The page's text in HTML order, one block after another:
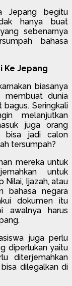
Jepang begitu
hanya buat
sebenarnya
bahasa
Ke Jepang
biasanya
membuat dunia
Seringkali
melanjutkan
juga orang
bisa jadi calon
tersumpah?
mereka untuk
untuk
Nilai, Ijazah, atau
bahasa negara
dokumen itu
awalnya harus
juga perlu
diperlukan yaitu
diterjemahkan
dilegalkan di